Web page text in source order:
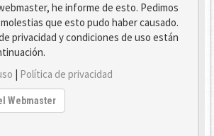
he informe de esto. Pedimos
que esto pudo haber causado.
privacidad y condiciones de uso están
| Política de privacidad
Webmaster